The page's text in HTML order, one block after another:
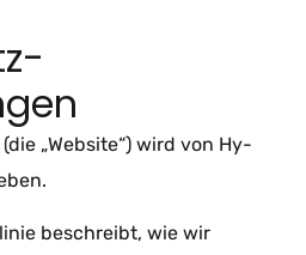
„Website“) wird von Hy-
beschreibt, wie wir